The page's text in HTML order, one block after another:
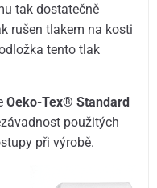
tak dostatečně
rušen tlakem na kosti
tento tlak
Oeko-Tex® Standard
použitých
při výrobě.